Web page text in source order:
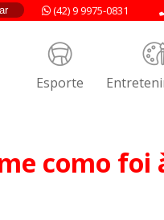
(42) 9 9975-0831
Esporte
como foi